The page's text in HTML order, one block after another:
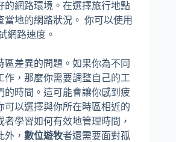
的網路環境。在選擇旅行地點
當地的網路狀況。 你可以使用
網路速度。
區差異的問題。如果你為不同
作，那麼你需要調整自己的工
的時間。這可能會讓你感到疲
可以選擇與你所在時區相近的
學習如何有效地管理時間，
， 數位遊牧者還需要面對孤